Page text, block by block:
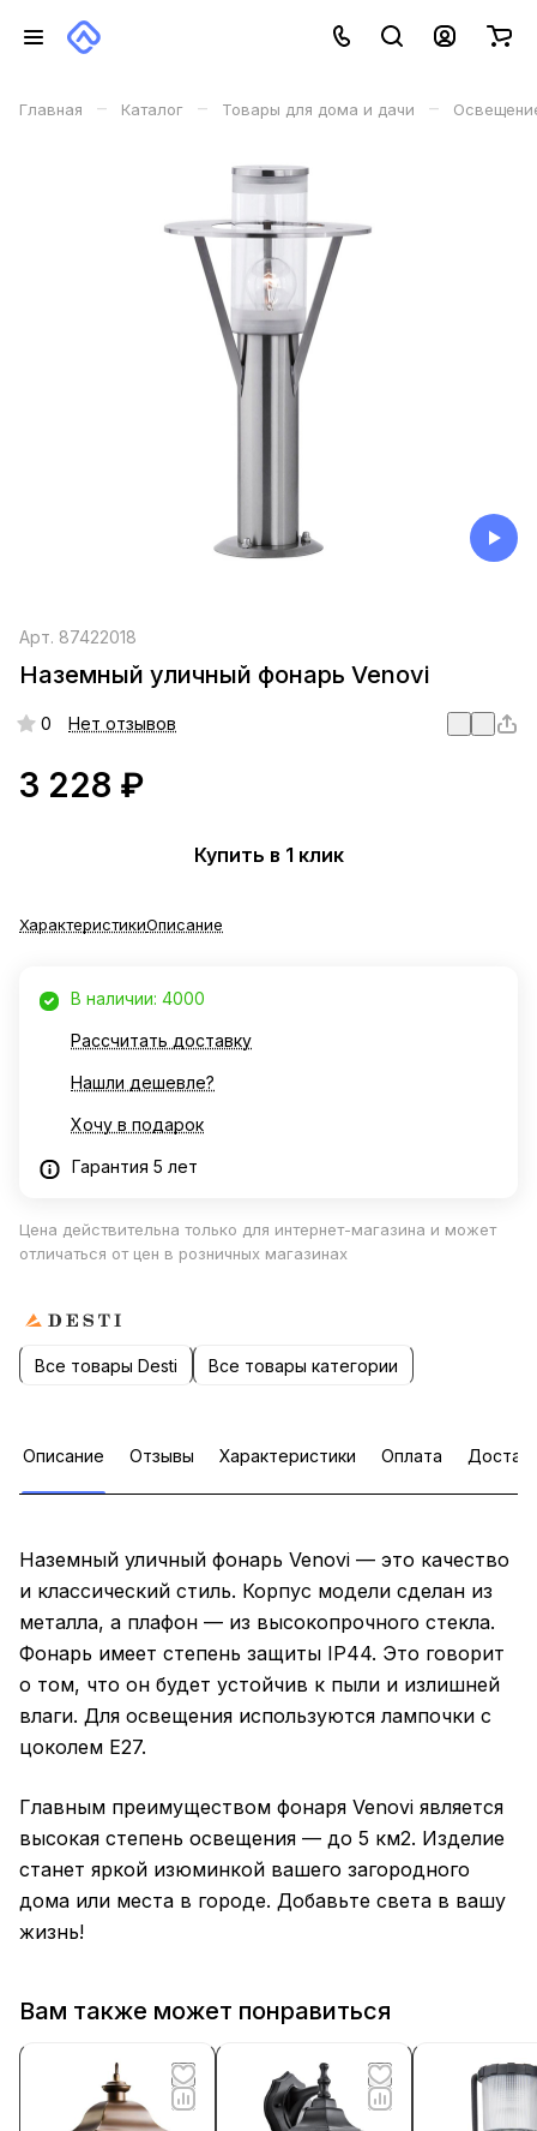
Главная – Каталог – Товары для дома и дачи –
Арт. 87422018
Наземный уличный фонарь Venovi
0 Нет отзывов
3 228 ₽
Купить в 1 клик
ХарактеристикиОписание
В наличии: 4000
Рассчитать доставку
Нашли дешевле?
Хочу в подарок
Гарантия 5 лет
Цена действительна только для интернет-магазина и может
отличаться от цен в розничных магазинах
Все товары Desti Все товары категории
Описание Отзывы Характеристики Оплата
Наземный уличный фонарь Venovi — это качество
и классический стиль. Корпус модели сделан из
металла, а плафон — из высокопрочного стекла.
Фонарь имеет степень защиты IP44. Это говорит
о том, что он будет устойчив к пыли и излишней
влаги. Для освещения используются лампочки с
цоколем E27.
Главным преимуществом фонаря Venovi является
высокая степень освещения — до 5 км2. Изделие
станет яркой изюминкой вашего загородного
дома или места в городе. Добавьте света в вашу
жизнь!
Вам также может понравиться